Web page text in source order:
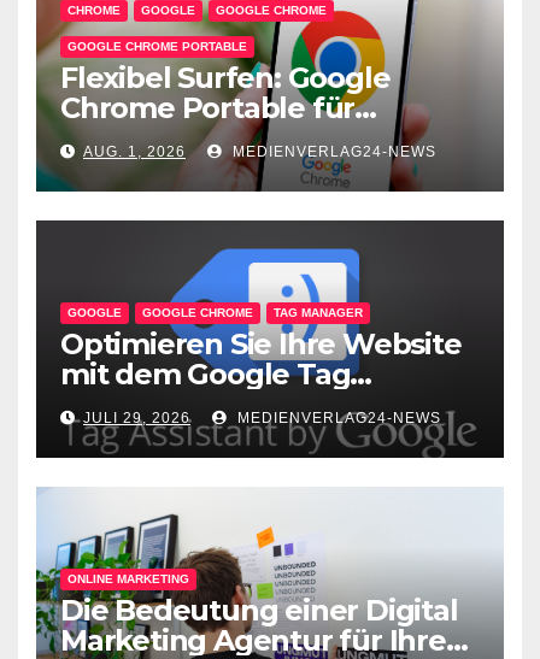
CHROME GOOGLE GOOGLE CHROME
GOOGLE CHROME PORTABLE
Flexibel Surfen: Google
Chrome Portable für
unterwegs
AUG. 1, 2026 MEDIENVERLAG24-NEWS
GOOGLE GOOGLE CHROME TAG MANAGER
Optimieren Sie Ihre Website
mit dem Google Tag
Assistant: Fehlerfreie Tag-
Implementierung leicht
gemacht!
JULI 29, 2026 MEDIENVERLAG24-NEWS
ONLINE MARKETING
Die Bedeutung einer Digital
Marketing Agentur für Ihren